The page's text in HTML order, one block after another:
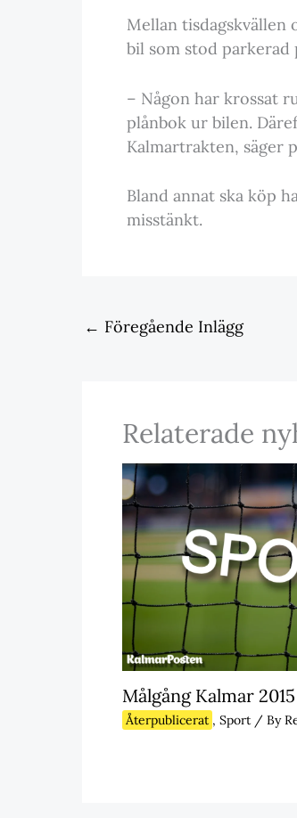
Mellan tisdagskvällen
bil som stod parkerad
– Någon har krossat
plånbok ur bilen.
Kalmartrakten, säger
Bland annat ska köp
misstänkt.
← Föregående Inlägg
Relaterade
Målgång Kalmar 2015
Återpublicerat , Sport / By